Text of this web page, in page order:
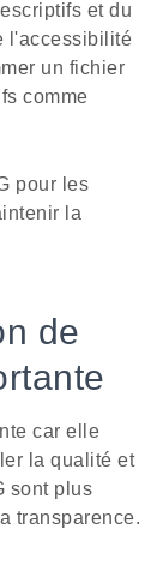
et du
l'accessibilité
un fichier
comme
pour les
la
de
car elle
la qualité et
sont plus
transparence.